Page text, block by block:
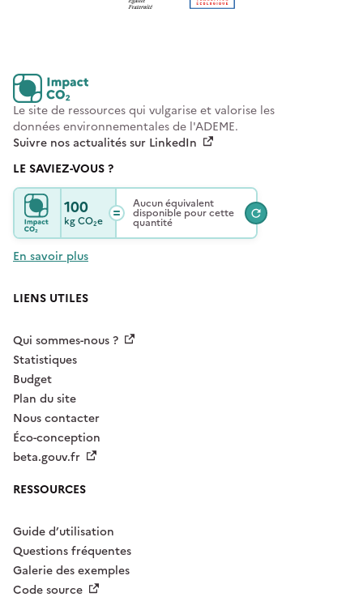
Le site de ressources qui vulgarise et valorise les
données environnementales de l'ADEME.
Suivre nos actualités sur LinkedIn
LE SAVIEZ-VOUS ?
100
kgCO₂e
Aucun équivalent
disponible pour cette
quantité
En savoir plus
LIENS UTILES
Qui sommes-nous ?
Statistiques
Budget
Plan du site
Nous contacter
Éco-conception
beta.gouv.fr
RESSOURCES
Guide d’utilisation
Questions fréquentes
Galerie des exemples
Code source